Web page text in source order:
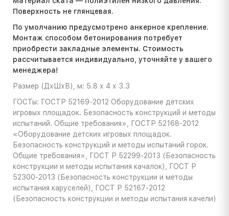
Поверхность не глянцевая.
По умолчанию предусмотрено анкерное крепление.
Монтаж способом бетонирования потребует
приобрести закладные элементы. Стоимость
расcчитывается индивидуально, уточняйте у вашего
менеджера!
Размер (ДхШхВ), м: 5.8 х 4 х 3.3
ГОСТы: ГОСТР 52169-2012 Оборудование детских
игровых площадок. Безопасность конструкций и методы
испытаний. Общие требования», ГОСТР 52168-2012
«Оборудование детских игровых площадок.
Безопасность конструкций и методы испытаний горок.
Общие требования», ГОСТ Р 52299-2013 (Безопасность
конструкции и методы испытания качалок), ГОСТ Р
52300-2013 (Безопасность конструкции и методы
испытания каруселей), ГОСТ Р 52167-2012
(Безопасность конструкции и методы испытания качели)